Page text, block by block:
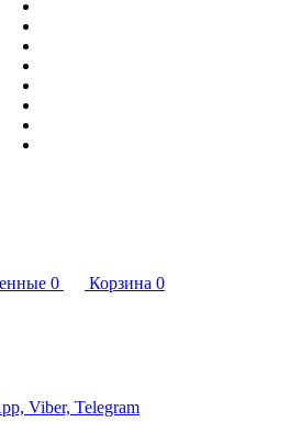
0 Корзина 0
Viber, Telegram